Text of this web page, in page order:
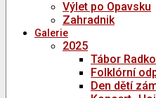
Výlet po Opavsku
Zahradnik
Galerie
2025
Tábor
Folklórní
Den dětí